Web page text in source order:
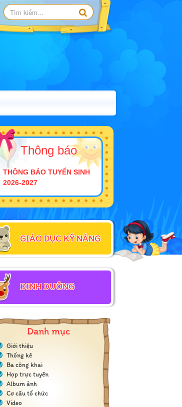
Thông báo
THÔNG BÁO TUYỂN SINH
2026-2027
GIÁO DỤC KỸ NĂNG
DINH DƯỠNG
Danh mục
Giới thiệu
Thống kê
Ba công khai
Họp trực tuyến
Album ảnh
Cơ cấu tổ chức
Video